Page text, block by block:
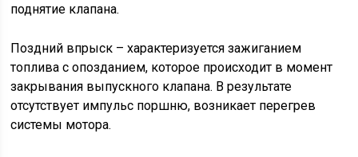
поднятие клапана.
Поздний впрыск – характеризуется зажиганием
топлива с опозданием, которое происходит в момент
закрывания выпускного клапана. В результате
отсутствует импульс поршню, возникает перегрев
системы мотора.